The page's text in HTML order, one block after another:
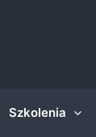
Szkolenia